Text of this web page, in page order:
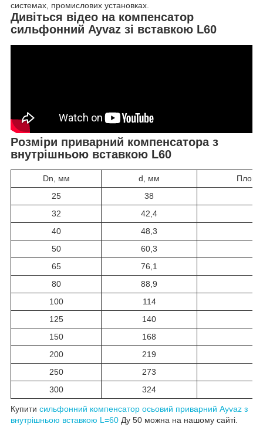
системах, промислових установках.
Дивіться відео на компенсатор
сильфонний Ayvaz зі вставкою L60
Розміри приварний компенсатора з
внутрішньою вставкою L60
Dn, мм d, мм
Площа
25
38
32
42,4
40
48,3
50
60,3
65
76,1
80
88,9
100
114
125
140
150
168
200
219
250
273
300
324
Купити сильфонний компенсатор осьовий приварний Ayvaz з
внутрішньою вставкою L=60 Ду 50 можна на нашому сайті.